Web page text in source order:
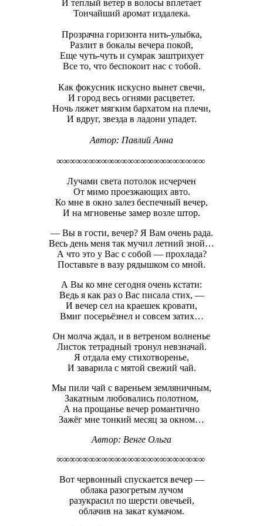
И теплый ветер в волосы вплетает
Тончайший аромат издалека.
Прозрачна горизонта нить-улыбка,
Разлит в бокалы вечера покой,
Еще чуть-чуть и сумрак заштрихует
Все то, что беспокоит нас с тобой.
Как фокусник искусно вынет свечи,
И город весь огнями расцветет.
Ночь ляжет мягким бархатом на плечи,
И вдруг, звезда в ладони упадет.
Автор: Павлий Анна
∞∞∞∞∞∞∞∞∞∞∞∞∞∞∞∞∞∞∞∞∞∞∞
Лучами света потолок исчерчен
От мимо проезжающих авто.
Ко мне в окно залез беспечный вечер,
И на мгновенье замер возле штор.
— Вы в гости, вечер? Я Вам очень рада.
Весь день меня так мучил летний зной…
А что это у Вас с собой — прохлада?
Поставьте в вазу рядышком со мной.
А Вы ко мне сегодня очень кстати:
Ведь я как раз о Вас писала стих, —
И вечер сел на краешек кровати,
Вмиг посерьёзнел и совсем затих…
Он молча ждал, и в ветреном волненье
Листок тетрадный тронул невзначай.
Я отдала ему стихотворенье,
И заварила с мятой свежий чай.
Мы пили чай с вареньем земляничным,
Закатным любовались полотном,
А на прощанье вечер романтично
Зажёг мне тонкий месяц за окном…
Автор: Венге Ольга
∞∞∞∞∞∞∞∞∞∞∞∞∞∞∞∞∞∞∞∞∞∞∞
Вот червонный спускается вечер —
облака разогретым лучом
разукрасил по шерсти овечьей,
облачив на закат кумачом.